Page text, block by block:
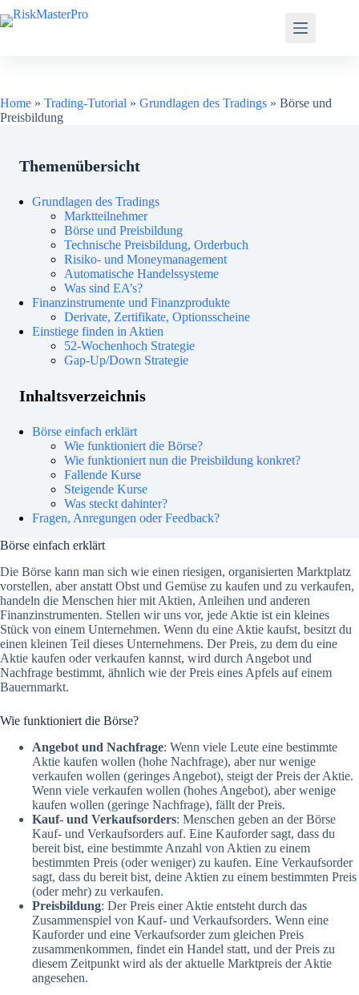
Inhalt
Home » Trading-Tutorial » Grundlagen des Tradings » Börse und
Preisbildung
Themenübersicht
Grundlagen des Tradings
Marktteilnehmer
Börse und Preisbildung
Technische Preisbildung, Orderbuch
Risiko- und Moneymanagement
Automatische Handelssysteme
Was sind EA’s?
Finanzinstrumente und Finanzprodukte
Derivate, Zertifikate, Optionsscheine
Einstiege finden in Aktien
52-Wochenhoch Strategie
Gap-Up/Down Strategie
Inhaltsverzeichnis
Börse einfach erklärt
Wie funktioniert die Börse?
Wie funktioniert nun die Preisbildung konkret?
Fallende Kurse
Steigende Kurse
Was steckt dahinter?
Fragen, Anregungen oder Feedback?
Börse einfach erklärt
Die Börse kann man sich wie einen riesigen, organisierten Marktplatz
vorstellen, aber anstatt Obst und Gemüse zu kaufen und zu verkaufen,
handeln die Menschen hier mit Aktien, Anleihen und anderen
Finanzinstrumenten. Stellen wir uns vor, jede Aktie ist ein kleines
Stück von einem Unternehmen. Wenn du eine Aktie kaufst, besitzt du
einen kleinen Teil dieses Unternehmens. Der Preis, zu dem du eine
Aktie kaufen oder verkaufen kannst, wird durch Angebot und
Nachfrage bestimmt, ähnlich wie der Preis eines Apfels auf einem
Bauernmarkt.
Wie funktioniert die Börse?
Angebot und Nachfrage: Wenn viele Leute eine bestimmte
Aktie kaufen wollen (hohe Nachfrage), aber nur wenige
verkaufen wollen (geringes Angebot), steigt der Preis der Aktie.
Wenn viele verkaufen wollen (hohes Angebot), aber wenige
kaufen wollen (geringe Nachfrage), fällt der Preis.
Kauf- und Verkaufsorders: Menschen geben an der Börse
Kauf- und Verkaufsorders auf. Eine Kauforder sagt, dass du
bereit bist, eine bestimmte Anzahl von Aktien zu einem
bestimmten Preis (oder weniger) zu kaufen. Eine Verkaufsorder
sagt, dass du bereit bist, deine Aktien zu einem bestimmten Preis
(oder mehr) zu verkaufen.
Preisbildung: Der Preis einer Aktie entsteht durch das
Zusammenspiel von Kauf- und Verkaufsorders. Wenn eine
Kauforder und eine Verkaufsorder zum gleichen Preis
zusammenkommen, findet ein Handel statt, und der Preis zu
diesem Zeitpunkt wird als der aktuelle Marktpreis der Aktie
angesehen.